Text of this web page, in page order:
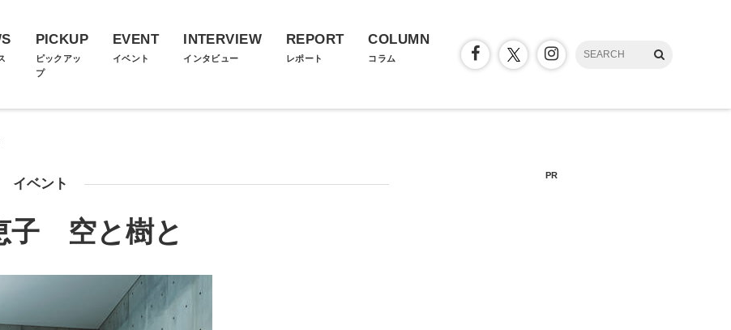
PICKUP
ピックアッ
プ
EVENT
イベント
INTERVIEW
インタビュー
REPORT
レポート
COLUMN
コラム
イベント
子 空と樹と
PR